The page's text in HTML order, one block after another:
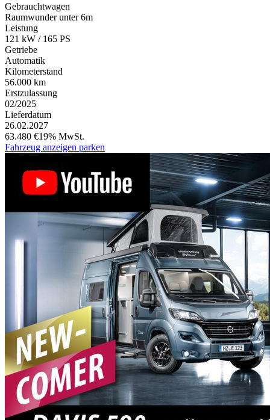
Gebrauchtwagen
Raumwunder unter 6m
Leistung
121 kW / 165 PS
Getriebe
Automatik
Kilometerstand
56.000 km
Erstzulassung
02/2025
Lieferdatum
26.02.2027
63.480 €19% MwSt.
Fahrzeug anzeigen parken